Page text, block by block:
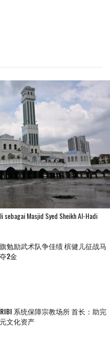
sebagai Masjid Syed Sheikh Al-Hadi
勉励武术队争佳绩 槟健儿征战马
2金
系统保障宗教场所 首长：助完
文化资产